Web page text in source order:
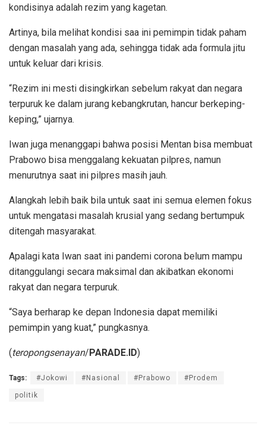
kondisinya adalah rezim yang kagetan.
Artinya, bila melihat kondisi saa ini pemimpin tidak paham
dengan masalah yang ada, sehingga tidak ada formula jitu
untuk keluar dari krisis.
“Rezim ini mesti disingkirkan sebelum rakyat dan negara
terpuruk ke dalam jurang kebangkrutan, hancur berkeping-
keping,” ujarnya.
Iwan juga menanggapi bahwa posisi Mentan bisa membuat
Prabowo bisa menggalang kekuatan pilpres, namun
menurutnya saat ini pilpres masih jauh.
Alangkah lebih baik bila untuk saat ini semua elemen fokus
untuk mengatasi masalah krusial yang sedang bertumpuk
ditengah masyarakat.
Apalagi kata Iwan saat ini pandemi corona belum mampu
ditanggulangi secara maksimal dan akibatkan ekonomi
rakyat dan negara terpuruk.
“Saya berharap ke depan Indonesia dapat memiliki
pemimpin yang kuat,” pungkasnya.
(teropongsenayan/ PARADE.ID)
Tags: #Jokowi #Nasional #Prabowo #Prodem
politik